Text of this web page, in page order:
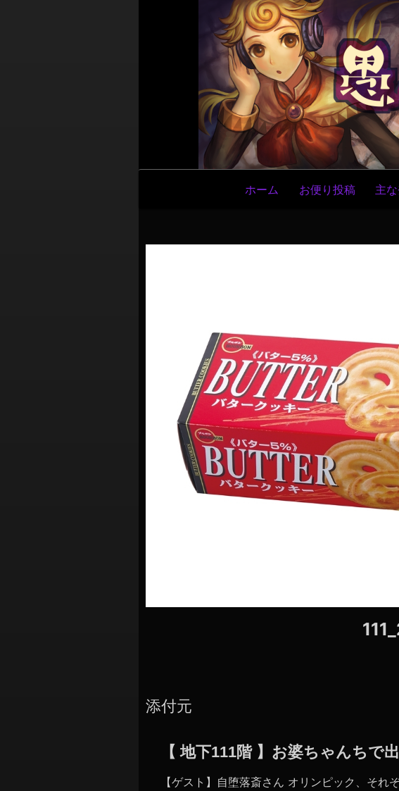
ナ
ホーム お便り投稿 主
添付元
【 地下111階 】お婆ちゃんちで
【ゲスト】自堕落斎さん オリンピック、そ